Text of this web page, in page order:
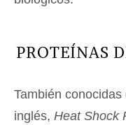
PROTEÍNAS
También
inglés, Heat Shock